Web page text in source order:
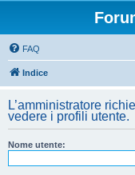
FAQ
Indice
L’amministratore
vedere i profili utente.
Nome utente: